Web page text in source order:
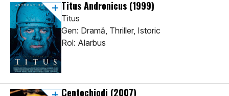
Titus Andronicus (1999)
Titus
Gen: Dramă, Thriller, Istoric
Rol: Alarbus
Centochiodi (2007)